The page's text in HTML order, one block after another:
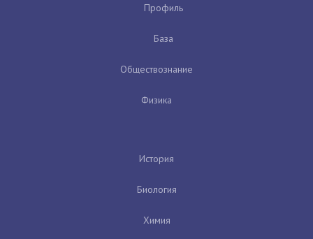
Профиль
База
Обществознание
Физика
История
Биология
Химия